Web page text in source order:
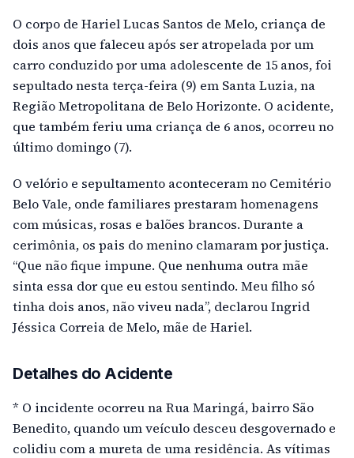
O corpo de Hariel Lucas Santos de Melo, criança de
dois anos que faleceu após ser atropelada por um
carro conduzido por uma adolescente de 15 anos, foi
sepultado nesta terça-feira (9) em Santa Luzia, na
Região Metropolitana de Belo Horizonte. O acidente,
que também feriu uma criança de 6 anos, ocorreu no
último domingo (7).
O velório e sepultamento aconteceram no Cemitério
Belo Vale, onde familiares prestaram homenagens
com músicas, rosas e balões brancos. Durante a
cerimônia, os pais do menino clamaram por justiça.
“Que não fique impune. Que nenhuma outra mãe
sinta essa dor que eu estou sentindo. Meu filho só
tinha dois anos, não viveu nada”, declarou Ingrid
Jéssica Correia de Melo, mãe de Hariel.
Detalhes do Acidente
* O incidente ocorreu na Rua Maringá, bairro São
Benedito, quando um veículo desceu desgovernado e
colidiu com a mureta de uma residência. As vítimas